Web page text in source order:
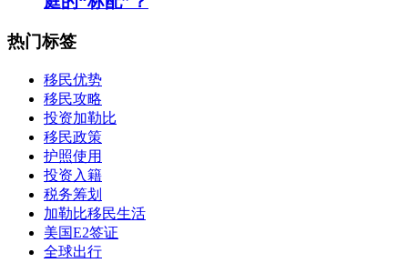
热门标签
移民优势
移民攻略
投资加勒比
移民政策
护照使用
投资入籍
税务筹划
加勒比移民生活
美国E2签证
全球出行